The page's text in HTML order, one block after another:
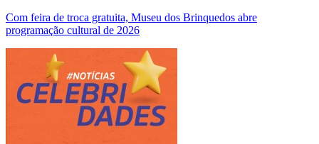
Com feira de troca gratuita, Museu dos Brinquedos abre
programação cultural de 2026